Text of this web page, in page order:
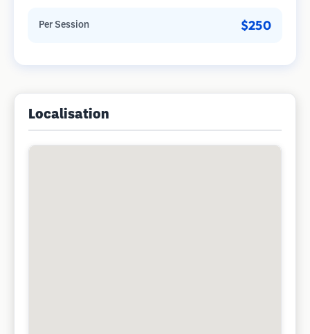
Plusieurs séances sont généralement nécessaires.
Per Session $250
Localisation